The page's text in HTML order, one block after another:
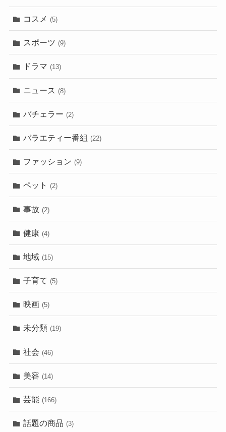
コスメ (5)
スポーツ (9)
ドラマ (13)
ニュース (8)
バチェラー (2)
バラエティー番組 (22)
ファッション (9)
ペット (2)
事故 (2)
健康 (4)
地域 (15)
子育て (5)
映画 (5)
未分類 (19)
社会 (46)
美容 (14)
芸能 (166)
話題の商品 (3)